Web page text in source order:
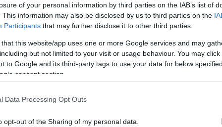
of your personal information by third parties on the IAB’s list of
This information may also be disclosed by us to third parties on the
Participants that may further disclose it to other third parties.
that this website/app uses one or more Google services and may
but not limited to your visit or usage behaviour. You may
to Google and its third-party tags to use your data for below
consent section.
Data Processing Opt Outs
opt-out of the Sharing of my personal data.
επιτέθηκε σεξουαλικά
που κοιμόταν σε πτήση από
προς Ζυρίχη - Καταδικάστηκε
άνδρας επιτέθηκε στην έφηβη, που
τη Ζυρίχη
3